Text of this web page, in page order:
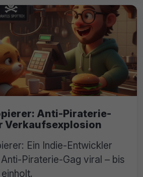
Anti-Piraterie-
Verkaufsexplosion
Ein Indie-Entwickler
Piraterie-Gag viral – bis